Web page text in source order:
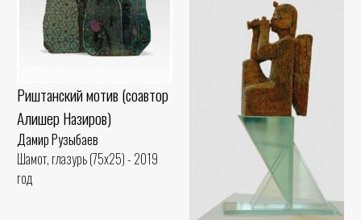
Риштанский мотив (соавтор
Алишер Назиров)
Дамир Рузыбаев
Шамот, глазурь (75x25) - 2019
год